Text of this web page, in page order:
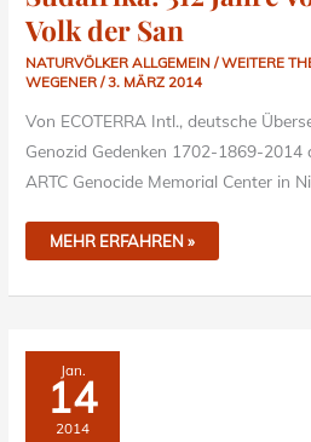
Volk der San
NATURVÖLKER ALLGEMEIN / WEITERE
WEGENER/3. MÄRZ 2014
Von ECOTERRA Intl., deutsche
Genozid Gedenken 1702-1869-2014
ARTC Genocide Memorial Center in
MEHR ERFAHREN »
Jan.
14
2014
TANSANIA:
ILLEGALE
BESETZUNG
VON
HADZABE-
LAND